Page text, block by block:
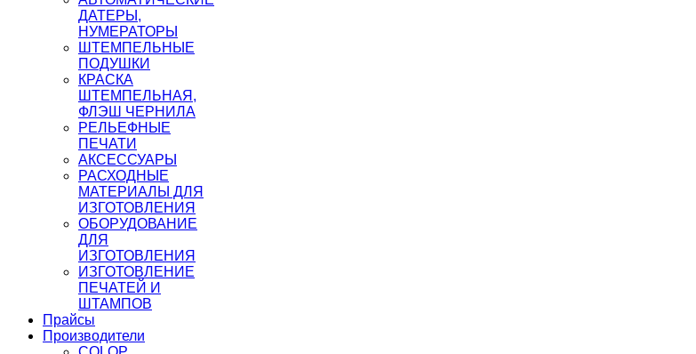
ДАТЕРЫ,
НУМЕРАТОРЫ
ШТЕМПЕЛЬНЫЕ
ПОДУШКИ
КРАСКА
ШТЕМПЕЛЬНАЯ,
ФЛЭШ ЧЕРНИЛА
РЕЛЬЕФНЫЕ
ПЕЧАТИ
АКСЕССУАРЫ
РАСХОДНЫЕ
МАТЕРИАЛЫ ДЛЯ
ИЗГОТОВЛЕНИЯ
ОБОРУДОВАНИЕ
ДЛЯ
ИЗГОТОВЛЕНИЯ
ИЗГОТОВЛЕНИЕ
ПЕЧАТЕЙ И
ШТАМПОВ
Прайсы
Производители